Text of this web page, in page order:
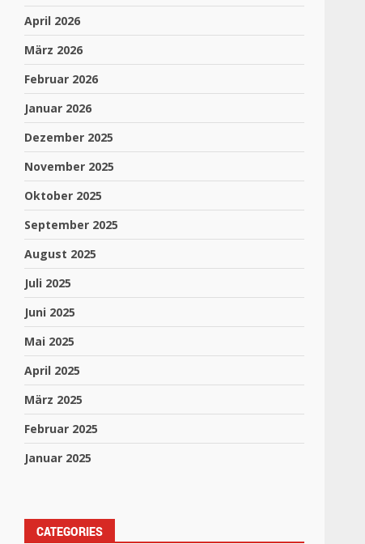
April 2026
März 2026
Februar 2026
Januar 2026
Dezember 2025
November 2025
Oktober 2025
September 2025
August 2025
Juli 2025
Juni 2025
Mai 2025
April 2025
März 2025
Februar 2025
Januar 2025
CATEGORIES